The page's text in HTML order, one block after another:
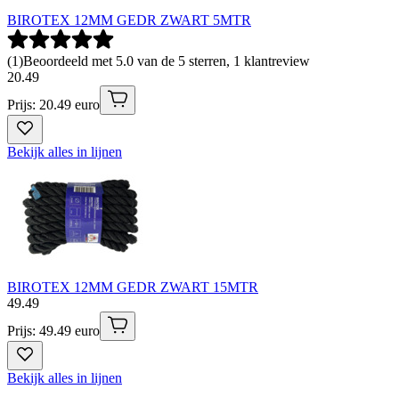
BIROTEX 12MM GEDR ZWART 5MTR
(1)Beoordeeld met 5.0 van de 5 sterren, 1 klantreview
20.49
Prijs: 20.49 euro
Bekijk alles in lijnen
BIROTEX 12MM GEDR ZWART 15MTR
49.49
Prijs: 49.49 euro
Bekijk alles in lijnen